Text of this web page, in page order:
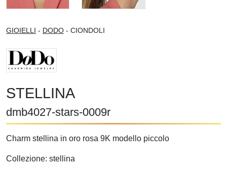
GIOIELLI - DODO - CIONDOLI
STELLINA
dmb4027-stars-0009r
Charm stellina in oro rosa 9K modello piccolo
Collezione: stellina